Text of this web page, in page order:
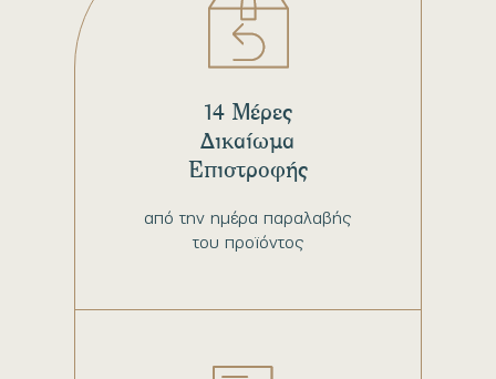
από την ημέρα παραλαβής
του προϊόντος
14 Μέρες
Δικαίωμα
Επιστροφής